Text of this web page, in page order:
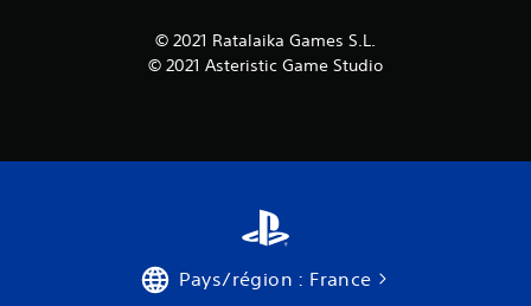
© 2021 Ratalaika Games S.L.
© 2021 Asteristic Game Studio
Pays/région : France